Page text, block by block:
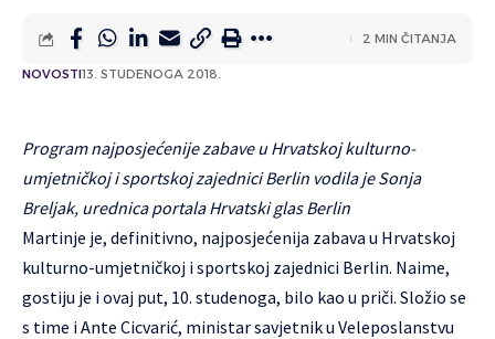
NOVOSTI13. STUDENOGA 2018.
2 MIN ČITANJA
Program najposjećenije zabave u Hrvatskoj kulturno-
umjetničkoj i sportskoj zajednici Berlin vodila je Sonja
Breljak, urednica portala Hrvatski glas Berlin
Martinje je, definitivno, najposjećenija zabava u Hrvatskoj
kulturno-umjetničkoj i sportskoj zajednici Berlin. Naime,
gostiju je i ovaj put, 10. studenoga, bilo kao u priči. Složio se
s time i Ante Cicvarić, ministar savjetnik u Veleposlanstvu